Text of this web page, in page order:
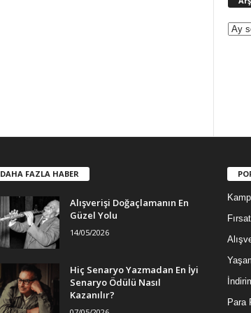
DAHA FAZLA HABER
Alışverişi Doğaçlamanın En
Güzel Yolu
14/05/2026
Hiç Senaryo Yazmadan En İyi
Senaryo Ödülü Nasıl
Kazanılır?
Para